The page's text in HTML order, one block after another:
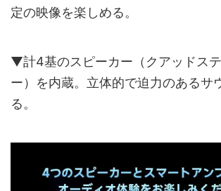
定の映像を楽しめる。
▼計4基のスピーカー（クアッドス
ー）を内蔵。立体的で迫力のあるサ
る。